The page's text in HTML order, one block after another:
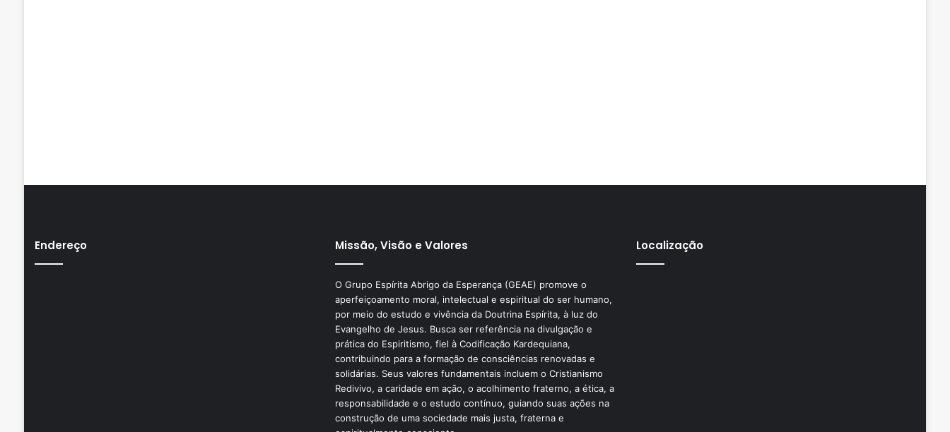
Endereço Missão, Visão e Valores
O Grupo Espírita Abrigo da Esperança (GEAE) promove o
aperfeiçoamento moral, intelectual e espiritual do ser humano,
por meio do estudo e vivência da Doutrina Espírita, à luz do
Evangelho de Jesus. Busca ser referência na divulgação e
prática do Espiritismo, fiel à Codificação Kardequiana,
contribuindo para a formação de consciências renovadas e
solidárias. Seus valores fundamentais incluem o Cristianismo
Redivivo, a caridade em ação, o acolhimento fraterno, a ética, a
responsabilidade e o estudo contínuo, guiando suas ações na
construção de uma sociedade mais justa, fraterna e
Localização